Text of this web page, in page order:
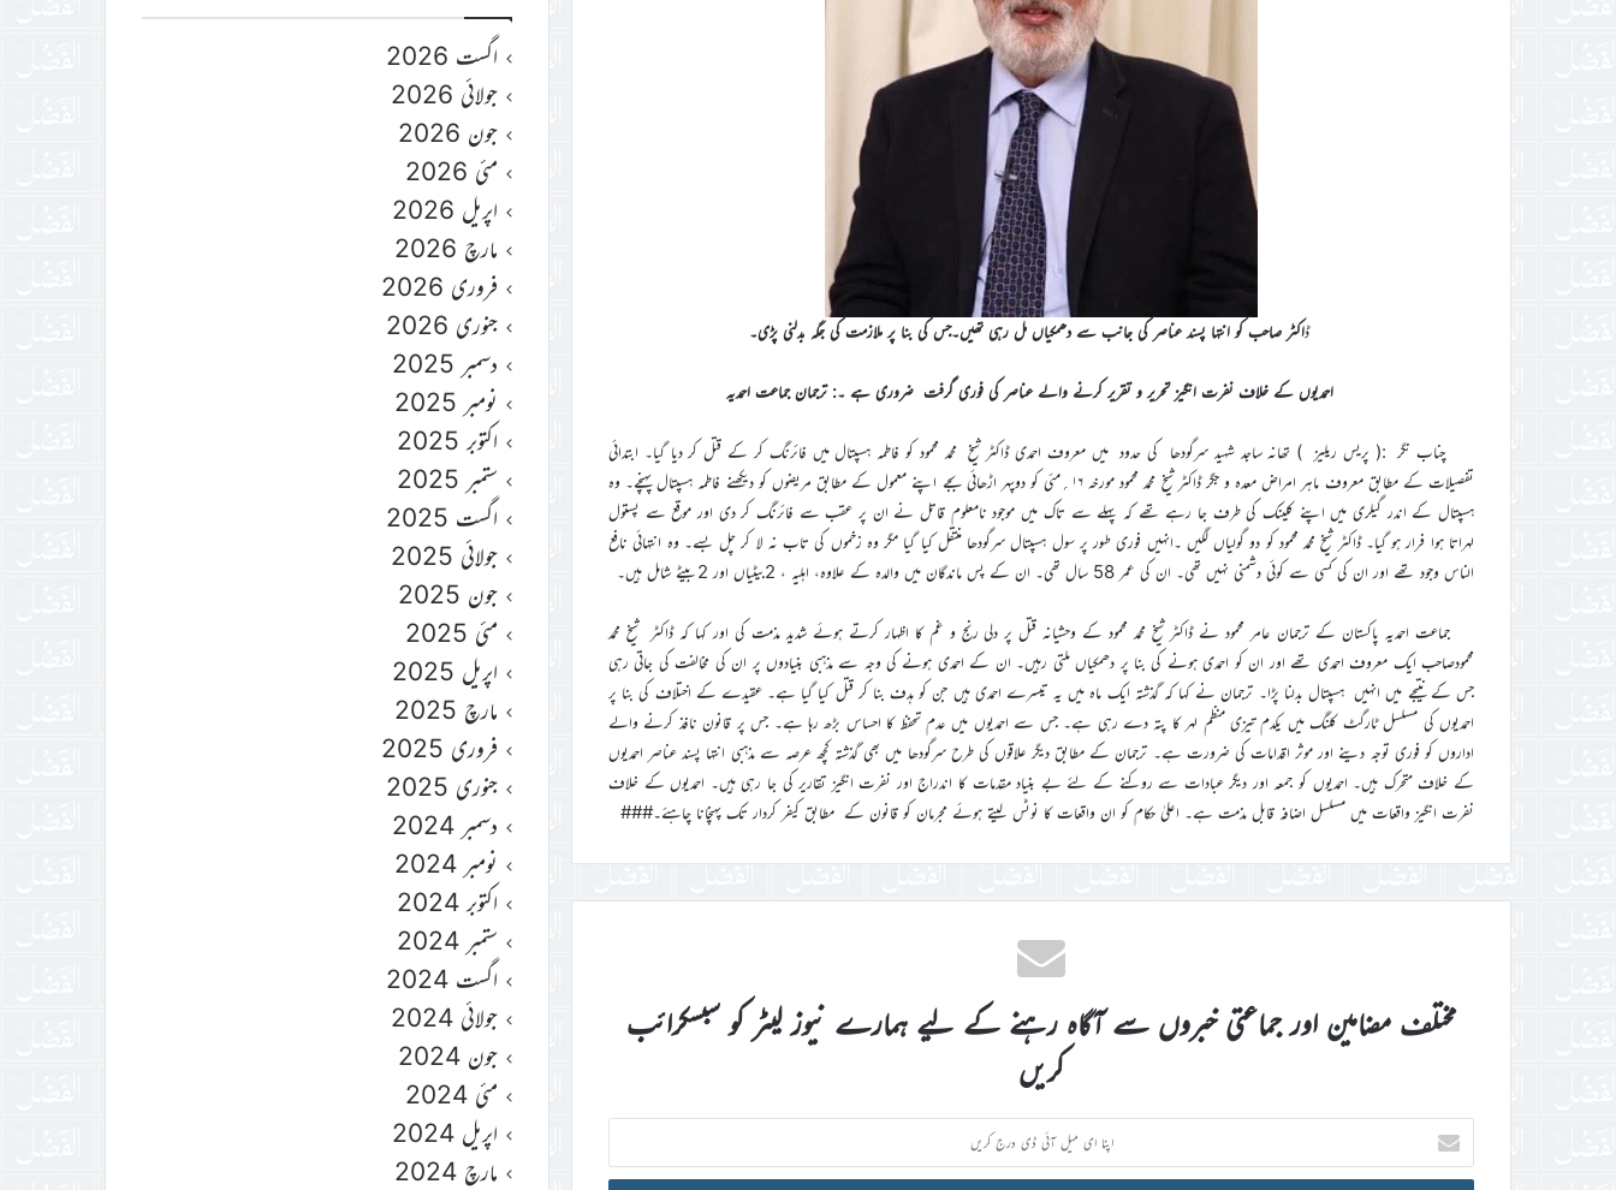
ڈاکٹر صاحب کو انتہا پسند عناصر کی جانب سے دھمکیاں مل رہی تھیں۔جس کی بنا پر ملازمت کی جگہ بدلنی پڑی۔
احمدیوں کے خلاف نفرت انگیز تحریر و تقریر کرنے والے عناصر کی فوری گرفت ضروری ہے ۔: ترجمان جماعت احمدیہ
چناب نگر :( پریس ریلیز ) تھانہ ساجد شہید سرگودھا کی حدود میں معروف احمدی ڈاکٹر شیخ محمد محمود کو فاطمہ ہسپتال میں فائرنگ کر کے قتل کر دیا گیا۔ ابتدائی
تفصیلات کے مطابق معروف ماہر امراض معدہ و جگر ڈاکٹر شیخ محمد محمود مورخہ ۱۶؍مئی کو دوپہر اڑھائی بجے اپنے معمول کے مطابق مریضوں کو دیکھنے فاطمہ ہسپتال پہنچے۔ وہ
ہسپتال کے اندر گیلری میں اپنے کلینک کی طرف جا رہے تھے کہ پہلے سے تاک میں موجود نامعلوم قاتل نے ان پر عقب سے فائرنگ کر دی اور موقع سے پستول
لہراتا ہوا فرار ہو گیا۔ ڈاکٹر شیخ محمد محمود کو دو گولیاں لگیں ۔انہیں فوری طور پر سول ہسپتال سرگودھا منتقل کیا گیا مگر وہ زخموں کی تاب نہ لا کر چل بسے۔ وہ انتہائی نافع
الناس وجود تھے اور ان کی کسی سے کوئی دشمنی نہیں تھی۔ ان کی عمر 58 سال تھی۔ ان کے پس ماندگان میں والدہ کے علاوہ، اہلیہ ، 2بیٹیاں اور 2بیٹے شامل ہیں۔
جماعت احمدیہ پاکستان کے ترجمان عامر محمود نے ڈاکٹر شیخ محمد محمود کے وحشیانہ قتل پر دلی رنج و غم کا اظہار کرتے ہوئے شدید مذمت کی اور کہا کہ ڈاکٹر شیخ محمد
محمودصاحب ایک معروف احمدی تھے اور ان کو احمدی ہونے کی بنا پر دھمکیاں ملتی رہیں۔ ان کے احمدی ہونے کی وجہ سے مذہبی بنیادوں پر ان کی مخالفت کی جاتی رہی
جس کے نتیجے میں انہیں ہسپتال بدلنا پڑا۔ ترجمان نے کہا کہ گذشتہ ایک ماہ میں یہ تیسرے احمدی ہیں جن کو ہدف بنا کر قتل کیا گیا ہے۔ عقیدے کے اختلاف کی بنا پر
احمدیوں کی مسلسل ٹارگٹ کلنگ میں یکدم تیزی منظم لہر کا پتہ دے رہی ہے۔ جس سے احمدیوں میں عدم تحفظ کا احساس بڑھ رہا ہے۔ جس پر قانون نافذ کرنے والے
اداروں کو فوری توجہ دینے اور موثر اقدامات کی ضرورت ہے۔ ترجمان کے مطابق دیگر علاقوں کی طرح سرگودھا میں بھی گذشتہ کچھ عرصہ سے مذہبی انتہا پسند عناصر احمدیوں
کے خلاف متحرک ہیں۔ احمدیوں کو جمعہ اور دیگر عبادات سے روکنے کے لئے بے بنیاد مقدمات کا اندراج اور نفرت انگیز تقاریر کی جا رہی ہیں۔ احمدیوں کے خلاف
نفرت انگیز واقعات میں مسلسل اضافہ قابل مذمت ہے۔ اعلیٰ حکام کو ان واقعات کا نوٹس لیتے ہوئے مجرمان کو قانون کے مطابق کیفر کردار تک پہنچانا چاہئے۔###
مختلف مضامین اور جماعتی خبروں سے آگاہ رہنے کے لیے ہمارے نیوز لیٹر کو سبسکرائب
کریں
اپنا
ای
میل
اگست 2026
جولائی 2026
جون 2026
مئی 2026
اپریل 2026
مارچ 2026
فروری 2026
جنوری 2026
دسمبر 2025
نومبر 2025
اکتوبر 2025
ستمبر 2025
اگست 2025
جولائی 2025
جون 2025
مئی 2025
اپریل 2025
مارچ 2025
فروری 2025
جنوری 2025
دسمبر 2024
نومبر 2024
اکتوبر 2024
ستمبر 2024
اگست 2024
جولائی 2024
جون 2024
مئی 2024
اپریل 2024
مارچ 2024